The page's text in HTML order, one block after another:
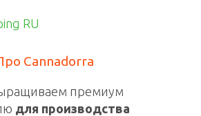
Cannadorra
премиум
для производства